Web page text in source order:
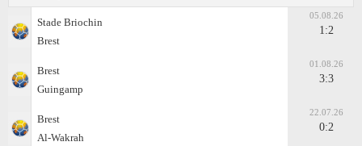
Stade Briochin
Brest
05.08.26
1:2
Brest
Guingamp
01.08.26
3:3
Brest
Al-Wakrah
22.07.26
0:2